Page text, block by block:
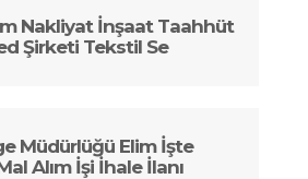
Nakliyat İnşaat Taahhüt
Şirketi Tekstil Se
Müdürlüğü Elim İşte
Alım İşi İhale İlanı